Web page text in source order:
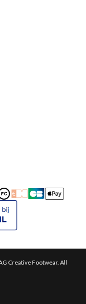
Afterpay
FashionCheque
Overboeking
CarteApple
Creative Footwear. All